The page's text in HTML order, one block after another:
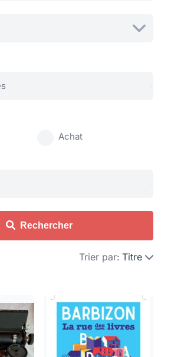
Achat
Rechercher
Trier par: Titre